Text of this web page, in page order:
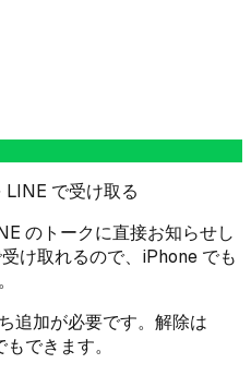
で受け取る
のトークに直接お知らせし
け取れるので、iPhone でも
追加が必要です。解除は
できます。